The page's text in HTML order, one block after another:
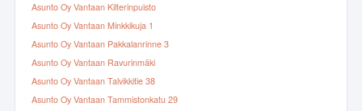
Asunto Oy Vantaan Kilterinpuisto
Asunto Oy Vantaan Minkkikuja 1
Asunto Oy Vantaan Pakkalanrinne 3
Asunto Oy Vantaan Ravurinmäki
Asunto Oy Vantaan Talvikkitie 38
Asunto Oy Vantaan Tammistonkatu 29